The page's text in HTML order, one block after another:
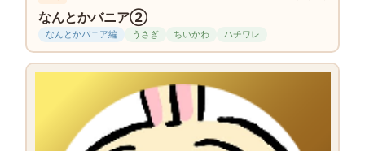
なんとかバニア②
なんとかバニア編 うさぎ ちいかわ ハチワレ